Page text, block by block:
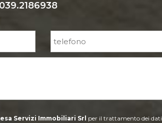
039.2186938
Servizi Immobiliari Srl per il trattamento dei dati